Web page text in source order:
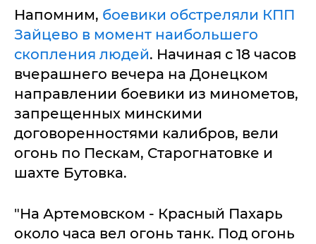
Напомним, боевики обстреляли КПП
Зайцево в момент наибольшего
скопления людей. Начиная с 18 часов
вчерашнего вечера на Донецком
направлении боевики из минометов,
запрещенных минскими
договоренностями калибров, вели
огонь по Пескам, Старогнатовке и
шахте Бутовка.
"На Артемовском - Красный Пахарь
около часа вел огонь танк. Под огонь